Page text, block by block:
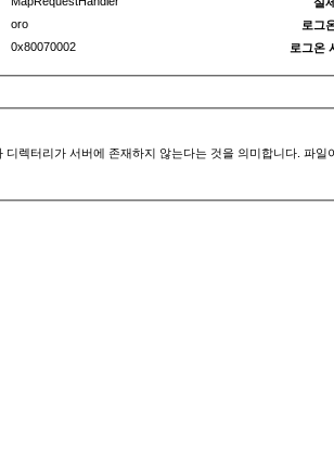
oro
0x80070002
로그
로그온
디렉터리가 서버에 존재하지 않는다는 것을 의미합니다. 파